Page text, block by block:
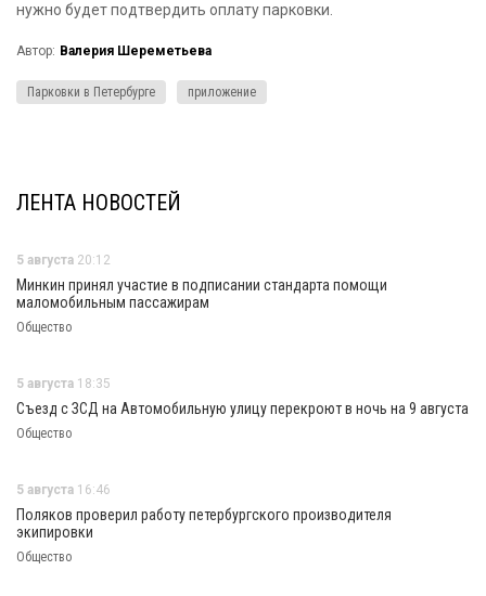
нужно будет подтвердить оплату парковки.
Автор: Валерия Шереметьева
Парковки в Петербурге приложение
ЛЕНТА НОВОСТЕЙ
5 августа 20:12
Минкин принял участие в подписании стандарта помощи
маломобильным пассажирам
Общество
5 августа 18:35
Съезд с ЗСД на Автомобильную улицу перекроют в ночь на 9 августа
Общество
5 августа 16:46
Поляков проверил работу петербургского производителя
экипировки
Общество